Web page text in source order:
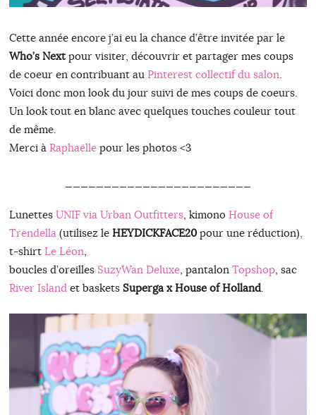
Cette année encore j’ai eu la chance d’être invitée par le
Who’s Nextpour visiter, découvrir et partager mes coups
de coeur en contribuant au Pinterest collectif du salon.
Voici donc mon look du jour suivi de mes coups de coeurs.
Un look tout en blanc avec quelques touches couleur tout
de même.
Merci à Raphaëllepour les photos <3
Lunettes UNIF via Urban Outfitters, kimono House of
Trendella(utilisez le HEYDICKFACE20pour une réduction),
t-shirt Le Léon,
boucles d’oreilles SuzyWan Deluxe, pantalon Topshop, sac
River Islandet baskets Superga x House of Holland.